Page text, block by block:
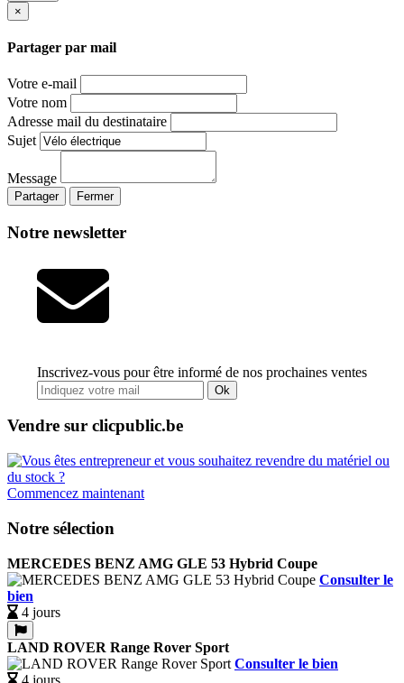
×
Partager par mail
Votre e-mail
Votre nom
Adresse mail du destinataire
Sujet
Message
Partager Fermer
Notre newsletter
Inscrivez-vous pour être informé de nos prochaines ventes
Ok
Vendre sur clicpublic.be
Commencez maintenant
Notre sélection
MERCEDES BENZ AMG GLE 53 Hybrid Coupe
Consulter le
bien
4 jours
LAND ROVER Range Rover Sport
Consulter le bien
4 jours